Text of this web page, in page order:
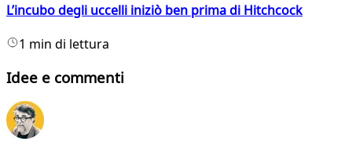
L’incubo degli uccelli iniziò ben prima di Hitchcock
1 min di lettura
Idee e commenti